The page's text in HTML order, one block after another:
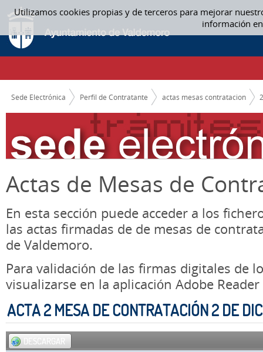
Utilizamos cookies propias y de terceros para mejorar
información
Saltar al contenido
ACTAS MESAS CONTRATACION
CAMINO DE MIGAS
Sede Electrónica Perfil de Contratante actas mesas contratacion
Actas de Mesas de
En esta sección puede acceder a los
las actas firmadas de de mesas de
de Valdemoro.
Para validación de las firmas digitales de
visualizarse en la aplicación Adobe Reader
ACTA 2 MESA DE CONTRATACIÓN 2 DE
DESCARGAR